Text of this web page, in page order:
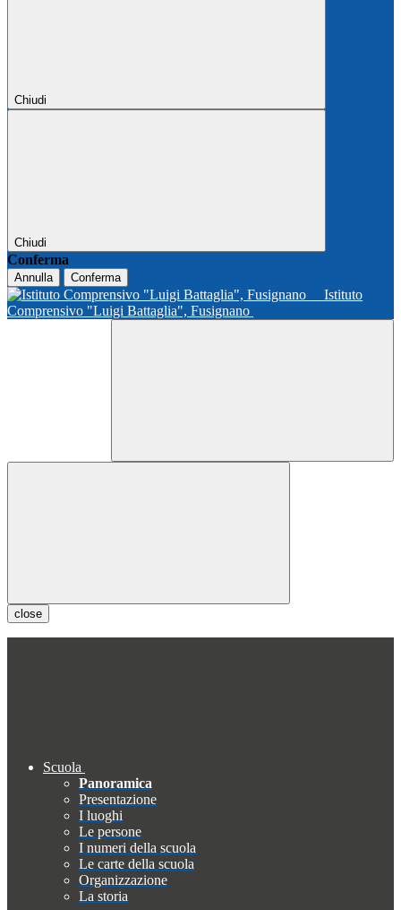
Chiudi
Chiudi
Conferma
Annulla Conferma
Istituto
Comprensivo "Luigi Battaglia", Fusignano
close
Scuola
Panoramica
Presentazione
I luoghi
Le persone
I numeri della scuola
Le carte della scuola
Organizzazione
La storia